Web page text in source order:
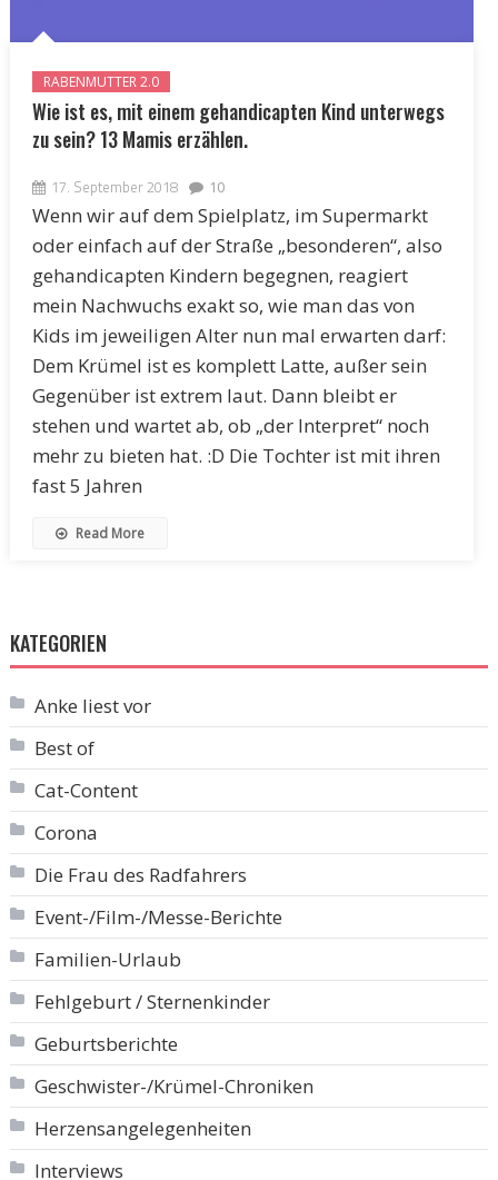
RABENMUTTER 2.0
Wie ist es, mit einem gehandicapten Kind unterwegs
zu sein? 13 Mamis erzählen.
17. September 2018 10
Wenn wir auf dem Spielplatz, im Supermarkt
oder einfach auf der Straße „besonderen“, also
gehandicapten Kindern begegnen, reagiert
mein Nachwuchs exakt so, wie man das von
Kids im jeweiligen Alter nun mal erwarten darf:
Dem Krümel ist es komplett Latte, außer sein
Gegenüber ist extrem laut. Dann bleibt er
stehen und wartet ab, ob „der Interpret“ noch
mehr zu bieten hat. :D Die Tochter ist mit ihren
fast 5 Jahren
Read More
KATEGORIEN
Anke liest vor
Best of
Cat-Content
Corona
Die Frau des Radfahrers
Event-/Film-/Messe-Berichte
Familien-Urlaub
Fehlgeburt / Sternenkinder
Geburtsberichte
Geschwister-/Krümel-Chroniken
Herzensangelegenheiten
Interviews